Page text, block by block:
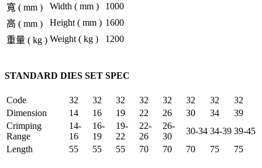
寬 ( mm )
Width ( mm )
1000
高 ( mm )
Height ( mm ) 1600
重量 ( kg ) Weight ( kg ) 1200
STANDARD DIES SET SPEC
Code 32 32 32 32 32 32 32
32
Dimension
14 16 19 22 26 30 34
39
Crimping
Range
14-
16
16-
19
19-
22
22-
26
26-
30
30-34 34-39 39-45
Length
55 55 55 70 70 70 75 75